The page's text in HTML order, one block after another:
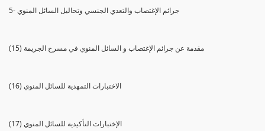
5- جرائم الإغتصاب والتعدي الجنسي وتحاليل السائل المنوي
(15) مقدمة عن جرائم الإغتصاب و السائل المنوي في مسرح الجريمة
(16) الاختبارات التمهدية للسائل المنوي
(17) الإختبارات التأكيدية للسائل المنوي